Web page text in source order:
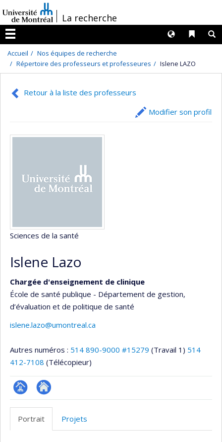
au
contenu
/La recherche
Menu
Liens
Langues
Accueil
Nos équipes de recherche
Répertoire des professeurs et professeures
Islene LAZO
Retour à la liste des professeurs
Modifier son profil
Sciences de la santé
Islene Lazo
Chargée d'enseignement de clinique
École de santé publique - Département de gestion,
d’évaluation et de politique de santé
islene.lazo@umontreal.ca
Autres numéros : 514 890-9000 #15279 (Travail 1) 514
412-7108 (Télécopieur)
Page
(faculté,département,école)
Site
Portrait Projets